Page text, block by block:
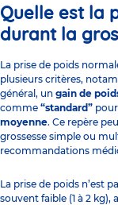
Quelle est la
durant la
La prise de poids
plusieurs critères,
général, un gain de
comme “standard”
moyenne. Ce repère
grossesse simple ou
recommandations
La prise de poids n’est
souvent faible (1 à 2